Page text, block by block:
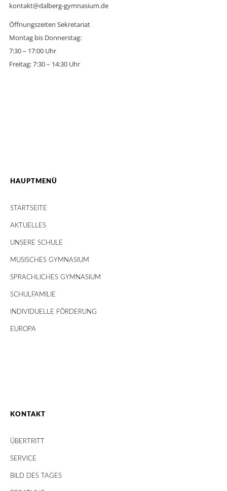
kontakt@dalberg-gymnasium.de
Öffnungszeiten Sekretariat
Montag bis Donnerstag:
7:30 – 17:00 Uhr
Freitag: 7:30 – 14:30 Uhr
HAUPTMENÜ
STARTSEITE
AKTUELLES
UNSERE SCHULE
MUSISCHES GYMNASIUM
SPRACHLICHES GYMNASIUM
SCHULFAMILIE
INDIVIDUELLE FÖRDERUNG
EUROPA
KONTAKT
ÜBERTRITT
SERVICE
BILD DES TAGES